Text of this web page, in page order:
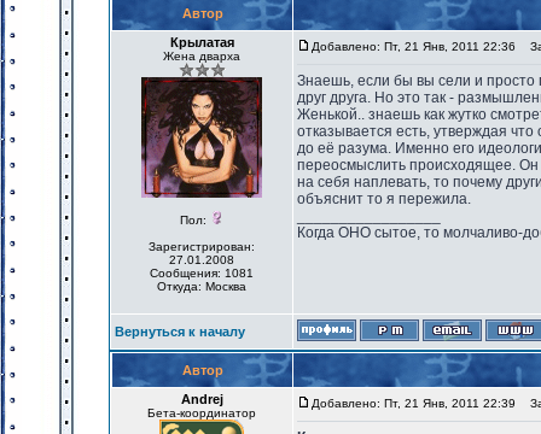
Автор
Крылатая
Жена дварха
Пол:
Зарегистрирован:
27.01.2008
Сообщения: 1081
Откуда: Москва
Добавлено: Пт, 21 Янв, 2011 22:36
Знаешь, если бы вы сели и просто
друг друга. Но это так -
Женькой.. знаешь как жутко
отказывается есть, утверждая
до её разума. Именно его
переосмыслить происходящее. Он
на себя наплевать, то почему
объяснит то я пережила.
Когда ОНО сытое, то молчаливо-
Вернуться к началу
Автор
Andrej
Бета-координатор
Добавлено: Пт, 21 Янв, 2011 22:39